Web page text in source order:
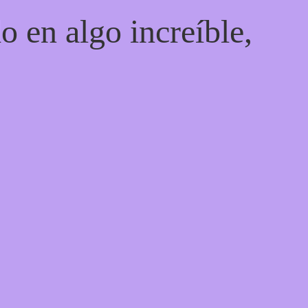
en algo increíble,